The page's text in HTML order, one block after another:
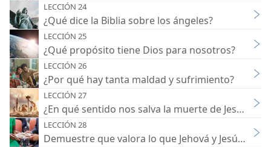
LECCIÓN 24
¿Qué dice la Biblia sobre los ángeles?
LECCIÓN 25
¿Qué propósito tiene Dios para nosotros?
LECCIÓN 26
¿Por qué hay tanta maldad y sufrimiento?
LECCIÓN 27
¿En qué sentido nos salva la muerte de Jesús?
LECCIÓN 28
Demuestre que valora lo que Jehová y Jesús